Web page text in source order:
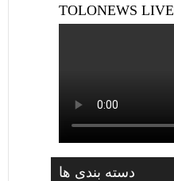
TOLONEWS LIVE
دسته بندی ها